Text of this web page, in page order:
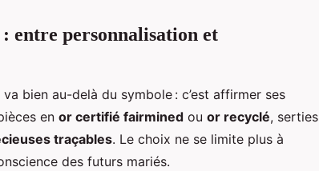
entre personnalisation et
va bien au-delà du symbole : c’est affirmer ses
en or certifié fairmined ou or recyclé, serties
traçables. Le choix ne se limite plus à
des futurs mariés.